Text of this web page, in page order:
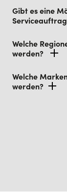
Gibt es eine
Welche
werden?
Welche
werden?